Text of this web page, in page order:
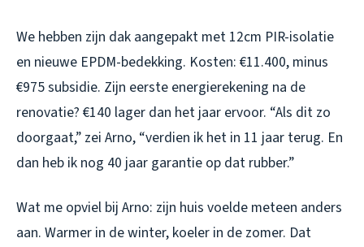
We hebben zijn dak aangepakt met 12cm PIR-isolatie
en nieuwe EPDM-bedekking. Kosten: €11.400, minus
€975 subsidie. Zijn eerste energierekening na de
renovatie? €140 lager dan het jaar ervoor. “Als dit zo
doorgaat,” zei Arno, “verdien ik het in 11 jaar terug. En
dan heb ik nog 40 jaar garantie op dat rubber.”
Wat me opviel bij Arno: zijn huis voelde meteen anders
aan. Warmer in de winter, koeler in de zomer. Dat